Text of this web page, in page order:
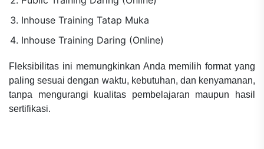
Inhouse Training Tatap Muka
Inhouse Training Daring (Online)
Fleksibilitas ini memungkinkan Anda memilih format yang
paling sesuai dengan waktu, kebutuhan, dan kenyamanan,
tanpa mengurangi kualitas pembelajaran maupun hasil
sertifikasi.